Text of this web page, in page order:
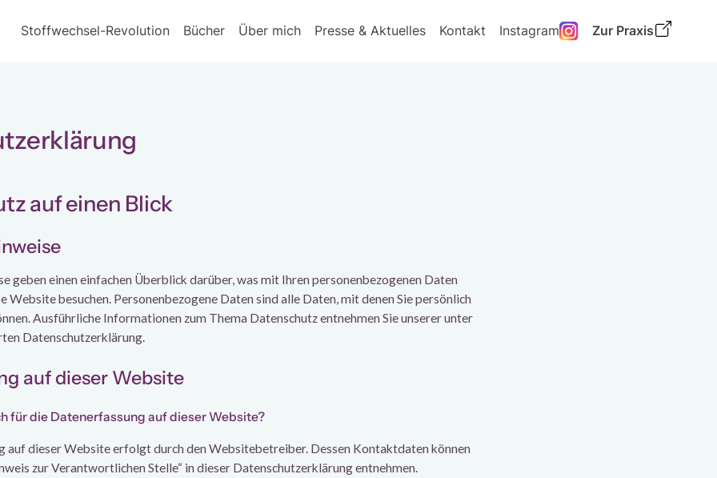
Stoffwechsel-Revolution Bücher Über mich Presse & Aktuelles Kontakt Instagram Zur Praxis
auf einen Blick
geben einen einfachen Überblick darüber, was mit Ihren personenbezogenen Daten
Website besuchen. Personenbezogene Daten sind alle Daten, mit denen Sie persönlich
Ausführliche Informationen zum Thema Datenschutz entnehmen Sie unserer unter
Datenschutzerklärung.
auf dieser Website
für die Datenerfassung auf dieser Website?
auf dieser Website erfolgt durch den Websitebetreiber. Dessen Kontaktdaten können
zur Verantwortlichen Stelle“ in dieser Datenschutzerklärung entnehmen.